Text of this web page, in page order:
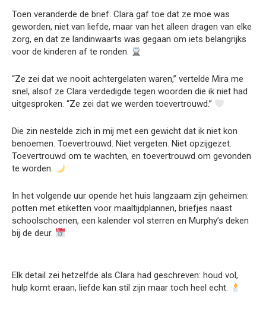
Toen veranderde de brief. Clara gaf toe dat ze moe was
geworden, niet van liefde, maar van het alleen dragen van elke
zorg, en dat ze landinwaarts was gegaan om iets belangrijks
voor de kinderen af te ronden.
“Ze zei dat we nooit achtergelaten waren,” vertelde Mira me
snel, alsof ze Clara verdedigde tegen woorden die ik niet had
uitgesproken. “Ze zei dat we werden toevertrouwd.”
Die zin nestelde zich in mij met een gewicht dat ik niet kon
benoemen. Toevertrouwd. Niet vergeten. Niet opzijgezet.
Toevertrouwd om te wachten, en toevertrouwd om gevonden
te worden.
In het volgende uur opende het huis langzaam zijn geheimen:
potten met etiketten voor maaltijdplannen, briefjes naast
schoolschoenen, een kalender vol sterren en Murphy’s deken
bij de deur.
Elk detail zei hetzelfde als Clara had geschreven: houd vol,
hulp komt eraan, liefde kan stil zijn maar toch heel echt.